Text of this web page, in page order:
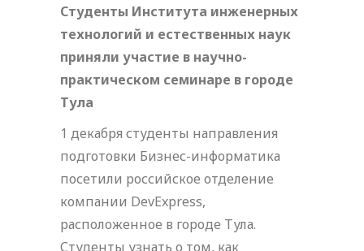
Студенты Института инженерных
технологий и естественных наук
приняли участие в научно-
практическом семинаре в городе
Тула
1 декабря студенты направления
подготовки Бизнес-информатика
посетили российское отделение
компании DevExpress,
расположенное в городе Тула.
Студенты узнать о том, как